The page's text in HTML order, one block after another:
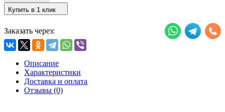
Купить в 1 клик
Заказать через:
Описание
Характеристики
Доставка и оплата
Отзывы (0)